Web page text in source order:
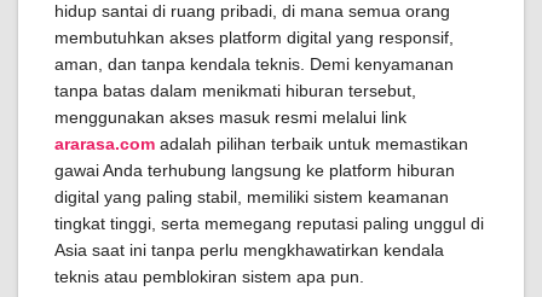
hidup santai di ruang pribadi, di mana semua orang
membutuhkan akses platform digital yang responsif,
aman, dan tanpa kendala teknis. Demi kenyamanan
tanpa batas dalam menikmati hiburan tersebut,
menggunakan akses masuk resmi melalui link
ararasa.com adalah pilihan terbaik untuk memastikan
gawai Anda terhubung langsung ke platform hiburan
digital yang paling stabil, memiliki sistem keamanan
tingkat tinggi, serta memegang reputasi paling unggul di
Asia saat ini tanpa perlu mengkhawatirkan kendala
teknis atau pemblokiran sistem apa pun.